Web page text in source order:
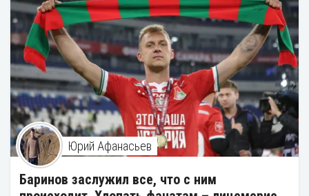
Юрий Афанасьев
Баринов заслужил все, что с ним